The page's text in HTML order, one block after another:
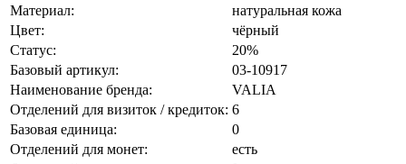
Материал:
натуральная кожа
Цвет:
чёрный
Статус:
20%
Базовый артикул:
03-10917
Наименование бренда:
VALIA
Отделений для визиток / кредиток: 6
Базовая единица:
0
Отделений для монет:
есть